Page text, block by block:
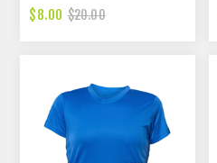
$8.00 $20.00